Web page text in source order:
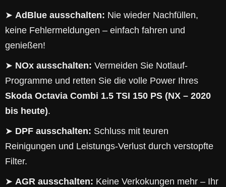
➤ AdBlue ausschalten: Nie wieder Nachfüllen,
keine Fehlermeldungen – einfach fahren und
genießen!
➤ NOx ausschalten: Vermeiden Sie Notlauf-
Programme und retten Sie die volle Power Ihres
Skoda Octavia Combi 1.5 TSI 150 PS (NX – 2020
bis heute).
➤ DPF ausschalten: Schluss mit teuren
Reinigungen und Leistungs-Verlust durch verstopfte
Filter.
➤ AGR ausschalten: Keine Verkokungen mehr – Ihr